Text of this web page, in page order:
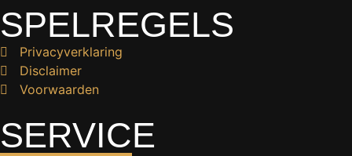
SPELREGELS
Privacyverklaring
Disclaimer
Voorwaarden
SERVICE